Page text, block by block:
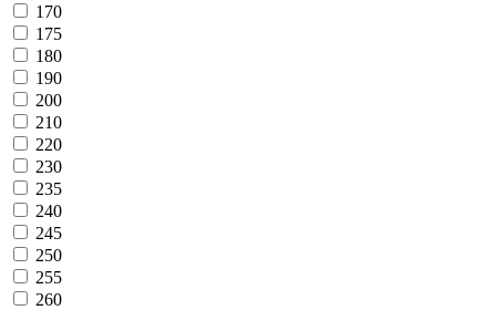
170
175
180
190
200
210
220
230
235
240
245
250
255
260